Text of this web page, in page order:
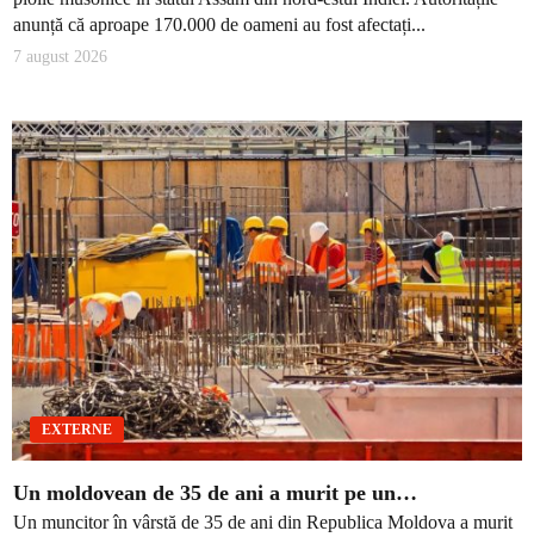
anunță că aproape 170.000 de oameni au fost afectați...
7 august 2026
EXTERNE
Un moldovean de 35 de ani a murit pe un…
Un muncitor în vârstă de 35 de ani din Republica Moldova a murit